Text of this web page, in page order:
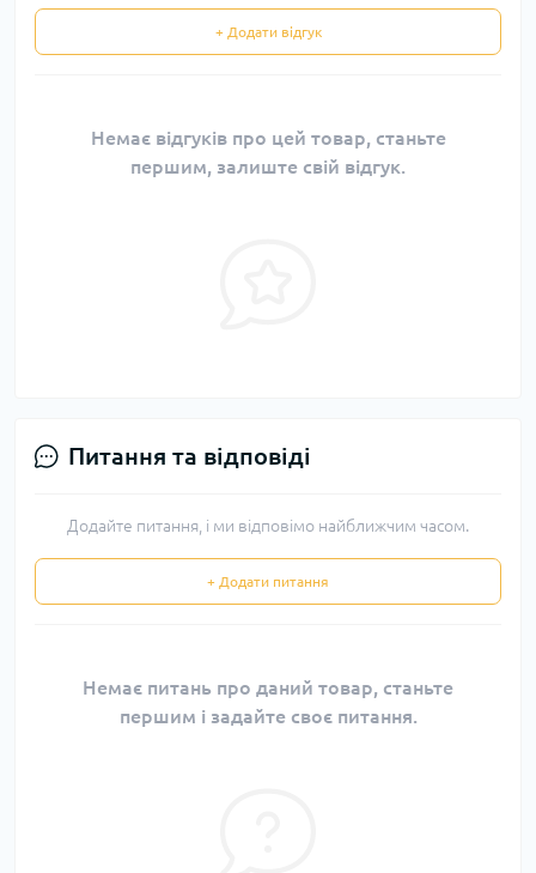
+ Додати відгук
Немає відгуків про цей товар, станьте
першим, залиште свій відгук.
Питання та відповіді
Додайте питання, і ми відповімо найближчим часом.
+ Додати питання
Немає питань про даний товар, станьте
першим і задайте своє питання.